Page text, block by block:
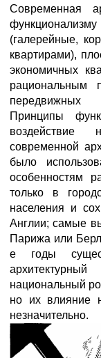
Современная
(галерейные,
квартирами),
экономичных
рациональным
передвижных
Принципы
современной
было
особенностям
только в
населения и
Англии; самые
Парижа или
е годы
национальный
но их влияние
незначительно.